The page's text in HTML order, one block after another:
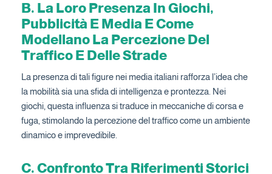
B. La Loro Presenza In Giochi,
Pubblicità E Media E Come
Modellano La Percezione Del
Traffico E Delle Strade
La presenza di tali figure nei media italiani rafforza l’idea che
la mobilità sia una sfida di intelligenza e prontezza. Nei
giochi, questa influenza si traduce in meccaniche di corsa e
fuga, stimolando la percezione del traffico come un ambiente
dinamico e imprevedibile.
C. Confronto Tra Riferimenti Storici